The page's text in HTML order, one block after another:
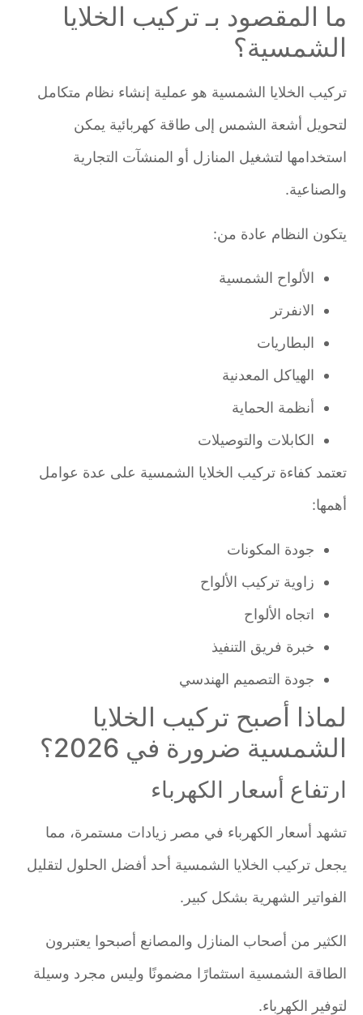
ما المقصود بـ تركيب الخلايا
الشمسية؟
تركيب الخلايا الشمسية هو عملية إنشاء نظام متكامل
لتحويل أشعة الشمس إلى طاقة كهربائية يمكن
استخدامها لتشغيل المنازل أو المنشآت التجارية
والصناعية.
يتكون النظام عادة من:
الألواح الشمسية
الانفرتر
البطاريات
الهياكل المعدنية
أنظمة الحماية
الكابلات والتوصيلات
تعتمد كفاءة تركيب الخلايا الشمسية على عدة عوامل
أهمها:
جودة المكونات
زاوية تركيب الألواح
اتجاه الألواح
خبرة فريق التنفيذ
جودة التصميم الهندسي
لماذا أصبح تركيب الخلايا
الشمسية ضرورة في 2026؟
ارتفاع أسعار الكهرباء
تشهد أسعار الكهرباء في مصر زيادات مستمرة، مما
يجعل تركيب الخلايا الشمسية أحد أفضل الحلول لتقليل
الفواتير الشهرية بشكل كبير.
الكثير من أصحاب المنازل والمصانع أصبحوا يعتبرون
الطاقة الشمسية استثمارًا مضمونًا وليس مجرد وسيلة
لتوفير الكهرباء.